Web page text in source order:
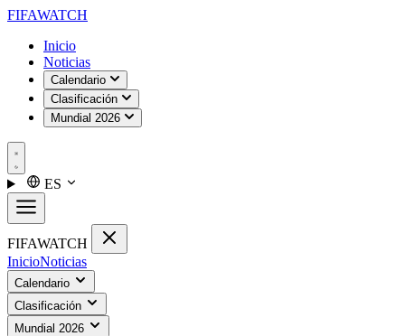
FIFAWATCH
Inicio
Noticias
Calendario
Clasificación
Mundial 2026
ES
FIFAWATCH
InicioNoticias
Calendario
Clasificación
Mundial 2026